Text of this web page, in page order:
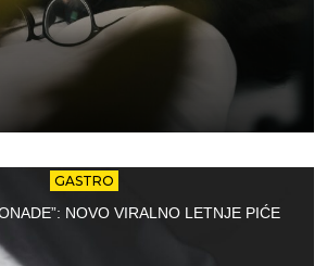
GASTRO
NOVO VIRALNO LETNJE PIĆE